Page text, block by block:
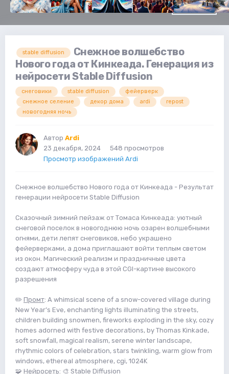
stable diffusion
Снежное волшебство
Нового года от Кинкеада. Генерация из
нейросети Stable Diffusion
снеговики stable diffusion
фейерверк
снежное селение
декор дома ardi
repost
новогодняя ночь
Автор Ardi
23 декабря, 2024
548 просмотров
Просмотр изображений Ardi
Снежное волшебство Нового года от Кинкеада - Результат
генерации нейросети Stable Diffusion
Сказочный зимний пейзаж от Томаса Кинкеада: уютный
снеговой поселок в новогоднюю ночь озарен волшебными
огнями, дети лепят снеговиков, небо украшено
фейерверками, а дома приглашают войти теплым светом
из окон. Магический реализм и праздничные цвета
создают атмосферу чуда в этой CGI-картине высокого
разрешения
✏️ Промт: A whimsical scene of a snow-covered village during
New Year’s Eve, enchanting lights illuminating the streets,
children building snowmen, fireworks exploding in the sky, cozy
homes adorned with festive decorations, by Thomas Kinkade,
soft snowfall, magical realism, serene winter landscape,
rhythmic colors of celebration, stars twinkling, warm glow from
windows, ethereal atmosphere, cgi, 1024K
🧩 Нейросеть: 🎨 Stable Diffusion